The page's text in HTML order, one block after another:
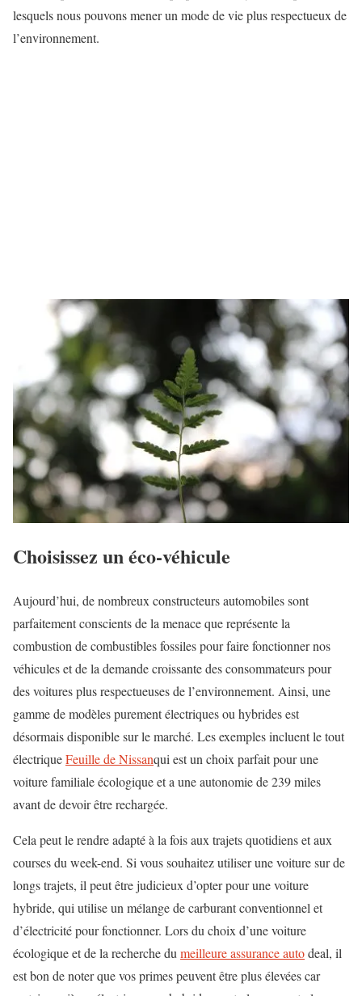
lesquels nous pouvons mener un mode de vie plus respectueux de
l’environnement.
Choisissez un éco-véhicule
Aujourd’hui, de nombreux constructeurs automobiles sont
parfaitement conscients de la menace que représente la
combustion de combustibles fossiles pour faire fonctionner nos
véhicules et de la demande croissante des consommateurs pour
des voitures plus respectueuses de l’environnement. Ainsi, une
gamme de modèles purement électriques ou hybrides est
désormais disponible sur le marché. Les exemples incluent le tout
électriqueFeuille de Nissanqui est un choix parfait pour une
voiture familiale écologique et a une autonomie de 239 miles
avant de devoir être rechargée.
Cela peut le rendre adapté à la fois aux trajets quotidiens et aux
courses du week-end. Si vous souhaitez utiliser une voiture sur de
longs trajets, il peut être judicieux d’opter pour une voiture
hybride, qui utilise un mélange de carburant conventionnel et
d’électricité pour fonctionner. Lors du choix d’une voiture
écologique et de la recherche du meilleure assurance autodeal, il
est bon de noter que vos primes peuvent être plus élevées car